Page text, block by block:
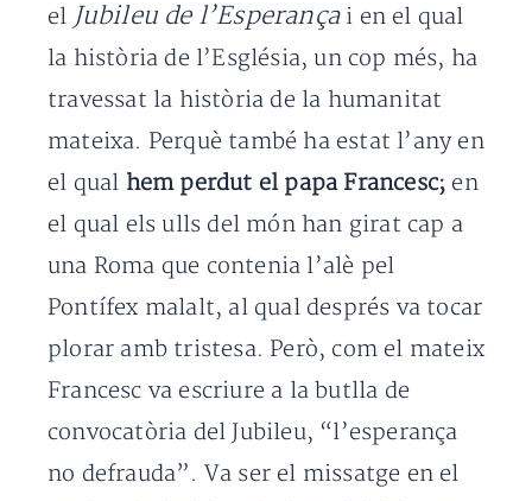
el Jubileu de l’Esperança i en el qual
la història de l’Església, un cop més, ha
travessat la història de la humanitat
mateixa. Perquè també ha estat l’any en
el qual hem perdut el papa Francesc; en
el qual els ulls del món han girat cap a
una Roma que contenia l’alè pel
Pontífex malalt, al qual després va tocar
plorar amb tristesa. Però, com el mateix
Francesc va escriure a la butlla de
convocatòria del Jubileu, “l’esperança
no defrauda”. Va ser el missatge en el